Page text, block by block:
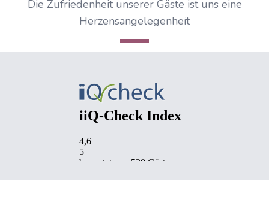
Die Zufriedenheit unserer Gäste ist uns eine
Herzensangelegenheit